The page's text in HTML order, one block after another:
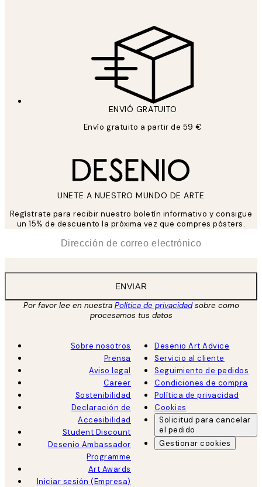
ENVIÓ GRATUITO
Envío gratuito a partir de 59 €
UNETE A NUESTRO MUNDO DE ARTE
Regístrate para recibir nuestro boletín informativo y consigue
un 15% de descuento la próxima vez que compres pósters.
ENVIAR
Por favor lee en nuestra Política de privacidadsobre como
procesamos tus datos
Sobre nosotros
Prensa
Aviso legal
Career
Sostenibilidad
Declaración de
Accesibilidad
Student Discount
Desenio Ambassador
Programme
Art Awards
Iniciar sesión (Empresa)
Desenio Art Advice
Servicio al cliente
Seguimiento de pedidos
Condiciones de compra
Política de privacidad
Cookies
Solicitud para cancelar
el pedido
Gestionar cookies